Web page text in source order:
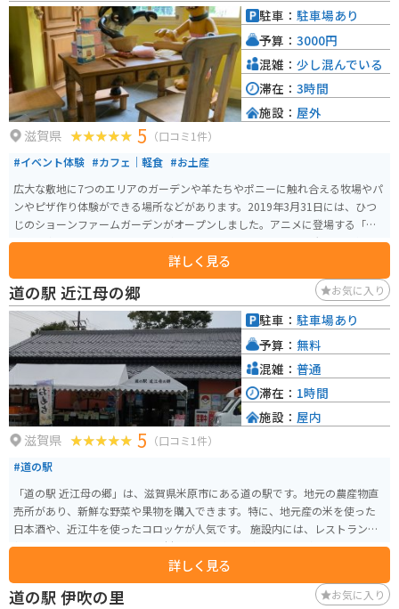
滋賀県 5 （口コミ1件）
#イベント体験 #カフェ｜軽食 #お土産
広大な敷地に7つのエリアのガーデンや羊たちやポニーに触れ合える牧場やパ
ンやピザ作り体験ができる場所などがあります。2019年3月31日には、ひつ
じのショーンファームガーデンがオープンしました。アニメに登場する「牧
場主の家」や「ひつじの小屋」がリアルに再現されています。大人も子供も
一緒になって楽しめるエリアです。詳しく見る
駐車： 駐車場あり
予算： 3000円
混雑： 少し混んでいる
滞在： 3時間
施設： 屋外
道の駅 近江母の郷 お気に入り
滋賀県 5 （口コミ1件）
#道の駅
「道の駅 近江母の郷」は、滋賀県米原市にある道の駅です。地元の農産物直
売所があり、新鮮な野菜や果物を購入できます。特に、地元産の米を使った
日本酒や、近江牛を使ったコロッケが人気です。 施設内には、レストランや
軽食コーナーもあり、地元の食材を使った料理を楽しむことができます。ま
た、琵琶湖や伊吹山を一望できる展望台もあり、景色を楽しむこともできま
す。 バイクで訪れる場合、駐車場も広く停めやすいので安心です。周辺に
は、伊吹山ドライブウェイや、琵琶湖畔など、ツーリングに最適なスポット
詳しく見る
駐車： 駐車場あり
予算： 無料
混雑： 普通
滞在： 1時間
施設： 屋内
道の駅 伊吹の里 お気に入り